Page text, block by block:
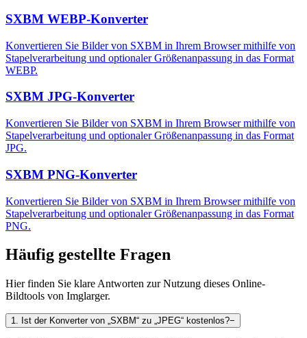
SXBM WEBP-Konverter
Konvertieren Sie Bilder von SXBM in Ihrem Browser mithilfe von
Stapelverarbeitung und optionaler Größenanpassung in das Format
WEBP.
SXBM JPG-Konverter
Konvertieren Sie Bilder von SXBM in Ihrem Browser mithilfe von
Stapelverarbeitung und optionaler Größenanpassung in das Format
JPG.
SXBM PNG-Konverter
Konvertieren Sie Bilder von SXBM in Ihrem Browser mithilfe von
Stapelverarbeitung und optionaler Größenanpassung in das Format
PNG.
Häufig gestellte Fragen
Hier finden Sie klare Antworten zur Nutzung dieses Online-
Bildtools von Imglarger.
1. Ist der Konverter von „SXBM“ zu „JPEG“ kostenlos?−